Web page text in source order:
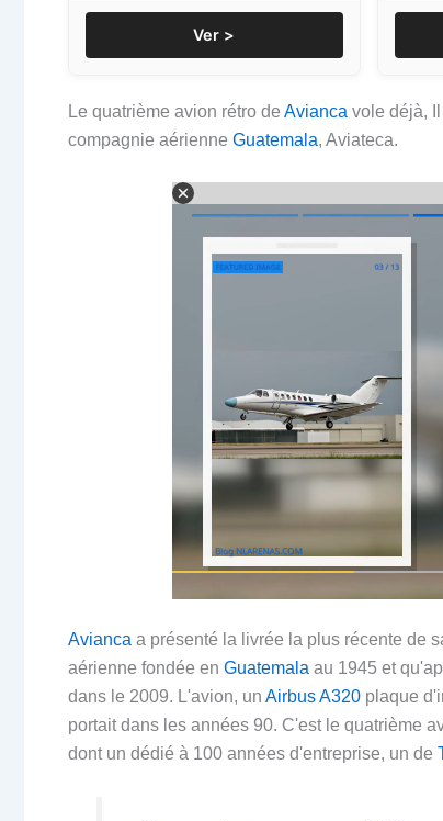
Ver >
Le quatrième avion rétro de Avianca vole déjà,
compagnie aérienne Guatemala, Aviateca.
Avianca a présenté la livrée la plus récente de
aérienne fondée en Guatemala au 1945 et
dans le 2009. L'avion, un Airbus A320 plaque
portait dans les années 90. C'est le quatrième
dont un dédié à 100 années d'entreprise, un de